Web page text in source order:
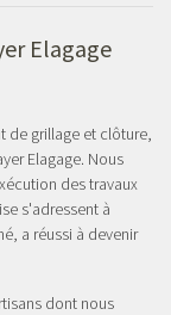
Elagage
de grillage et clôture,
Elagage. Nous
des travaux
s'adressent à
a réussi à devenir
dont nous